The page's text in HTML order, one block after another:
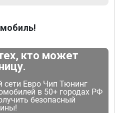
кто может
сети Евро Чип Тюнинг
в 50+ городах РФ
безопасный